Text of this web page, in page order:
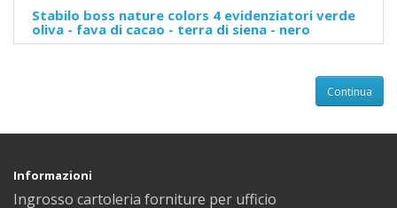
Stabilo boss nature colors 4 evidenziatori verde
oliva - fava di cacao - terra di siena - nero
Continua
Informazioni
Ingrosso cartoleria forniture per ufficio